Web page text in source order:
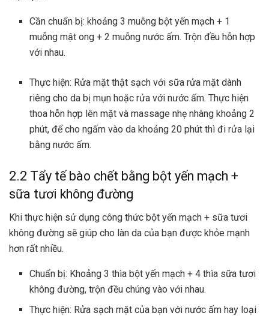
Cần chuẩn bị: khoảng 3 muỗng bột yến mạch + 1
muỗng mật ong + 2 muỗng nước ấm. Trộn đều hỗn hợp
với nhau.
Thực hiện: Rửa mặt thật sạch với sữa rửa mặt dành
riêng cho da bị mụn hoặc rửa với nước ấm. Thực hiện
thoa hỗn hợp lên mặt và massage nhẹ nhàng khoảng 2
phút, để cho ngấm vào da khoảng 20 phút thì đi rửa lại
bằng nước ấm.
2.2 Tẩy tế bào chết bằng bột yến mạch +
sữa tươi không đường
Khi thực hiện sử dụng công thức bột yến mạch + sữa tươi
không đường sẽ giúp cho làn da của bạn được khỏe mạnh
hơn rất nhiều.
Chuẩn bị: Khoảng 3 thìa bột yến mạch + 4 thìa sữa tươi
không đường, trộn đều chúng vào với nhau.
Thực hiện: Rửa sạch mặt của bạn với nước ấm hay loại